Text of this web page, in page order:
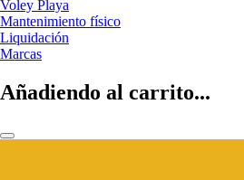
Voley Playa
Mantenimiento físico
Liquidación
Marcas
Añadiendo al carrito...